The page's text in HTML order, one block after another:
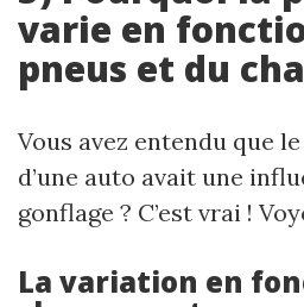
varie en
pneus et du
Vous avez entendu que
d’une auto avait une
gonflage ? C’est vrai !
La variation en